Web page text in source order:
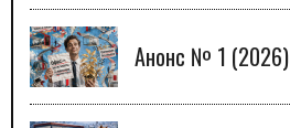
Анонс № 1 (2026)